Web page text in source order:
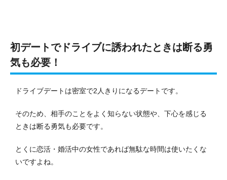
初デートでドライブに誘われたときは断る勇
気も必要！
ドライブデートは密室で2人きりになるデートです。
そのため、相手のことをよく知らない状態や、下心を感じる
ときは断る勇気も必要です。
とくに恋活・婚活中の女性であれば無駄な時間は使いたくな
いですよね。